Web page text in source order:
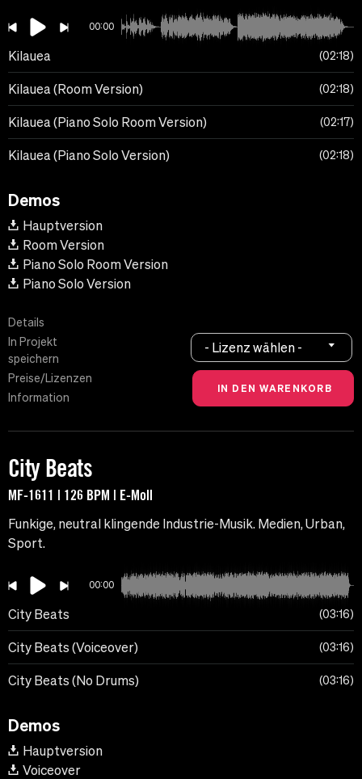
00:00
Kilauea 02:18
Kilauea (Room Version) 02:18
Kilauea (Piano Solo Room Version) 02:17
Kilauea (Piano Solo Version) 02:18
Demos
Hauptversion
Room Version
Piano Solo Room Version
Piano Solo Version
Details
In Projekt
speichern
Preise/Lizenzen
Information
- Lizenz wählen -
City Beats
MF-1611 | 126 BPM | E-Moll
Funkige, neutral klingende Industrie-Musik. Medien, Urban,
Sport.
00:00
City Beats 03:16
City Beats (Voiceover) 03:16
City Beats (No Drums) 03:16
Demos
Hauptversion
Voiceover